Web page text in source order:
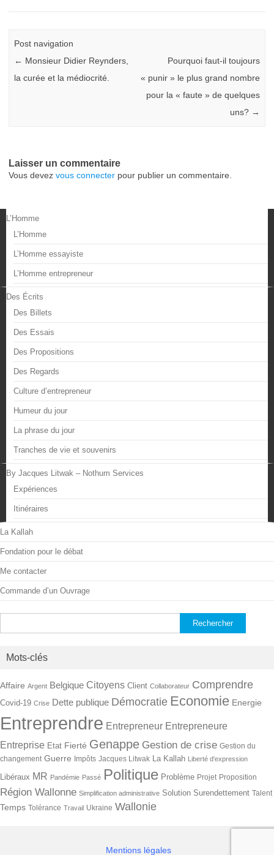
Post navigation
← Monsieur Didier Reynders,
la curée et la médiocrité.
Pourquoi faut-il toujours
« punir » le plus grand nombre
pour la « faute » de quelques
uns? →
Laisser un commentaire
Vous devez vous connecter pour publier un commentaire.
L’Homme
L’Homme
L’Homme essayiste
L’Homme entrepreneur
Des Écrits
Des Billets
Des Essais
Des Propositions
Des Regards
Culture d’entrepreneur
Humeur du jour
La phrase du jour
Tranches de vie et souvenirs
By Jacques Litwak – Nothum Services
Expériences
Itinéraires
La Kallah
Fondation pour le débat
Me contacter
Commande d’un Ouvrage
Mots-clés
Affaire Argent Belgique Citoyens Client Collaborateur Comprendre
Covid-19 Crise Dette publique Démocratie Economie Energie
Entreprendre Entrepreneur Entrepreneure
Entreprise Etat Fierté Genappe Gestion de crise Gestion du
changement Guerre Impôts Jacques Litwak La Kallah Liberté d'expression
Libéraux MR Pandémie Passé Politique Problème Projet Proposition
Région Wallonne Simplification administrative Solution Surendettement Talent
Temps Tolérance Travail Ukraine Wallonie
Mentions légales